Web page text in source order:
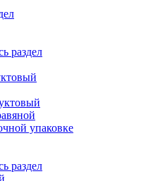
раздел
упаковке
раздел